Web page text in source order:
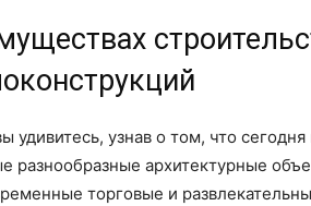
удивитесь, узнав о том, что
разнообразные архитектурные
торговые и